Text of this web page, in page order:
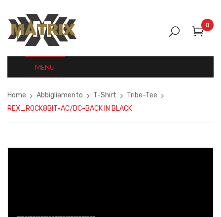
0
MENU
Home Abbigliamento T-Shirt
Tribe-Tee
REX_ROCK8BIT-AC/DC-BACK IN BLACK